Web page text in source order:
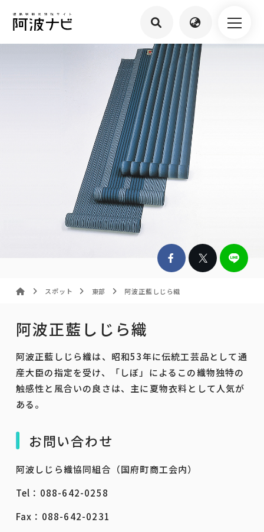
スポット 東部 阿波正藍しじら織
阿波正藍しじら織
阿波正藍しじら織は、昭和53年に伝統工芸品として通
産大臣の指定を受け、「しぼ」によるこの織物独特の
触感性と風合いの良さは、主に夏物衣料として人気が
ある。
お問い合わせ
阿波しじら織協同組合（国府町商工会内）
Tel：088-642-0258
Fax：088-642-0231